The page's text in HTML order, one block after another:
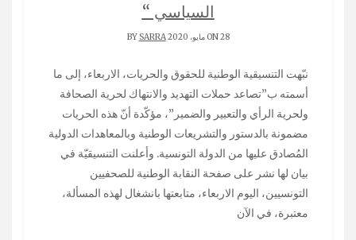
السياسي “
ON 28 مايو، 2020 BY SARRA
نبّهت التنسيقية الوطنية للحقوق والحريات، الاربعاء، إلى ما
أسمته ب”تصاعد حملات التهديد والانتهاك لحرية الصحافة
ولحرية الرأي والتعبير والضمير”، مؤكّدة أنّ هذه الحريات
مضمونة بالدستور والتشريعات الوطنية وبالمعاهدات الدولية
المُصادق عليها من الدولة التونسية. وأعلنت التنسيقيّة في
بيان لها نشر على صفحة النقابة الوطنية للصحفيين
التونسيين، اليوم الاربعاء، متابعتها بانشغال لهذه المسألة،
معتبرة، في الآن